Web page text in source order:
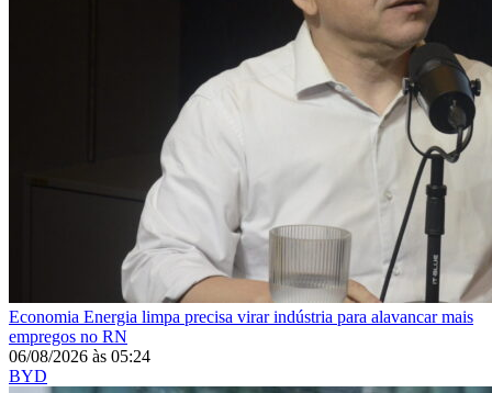
Economia Energia limpa precisa virar indústria para alavancar mais
empregos no RN
06/08/2026 às 05:24
BYD